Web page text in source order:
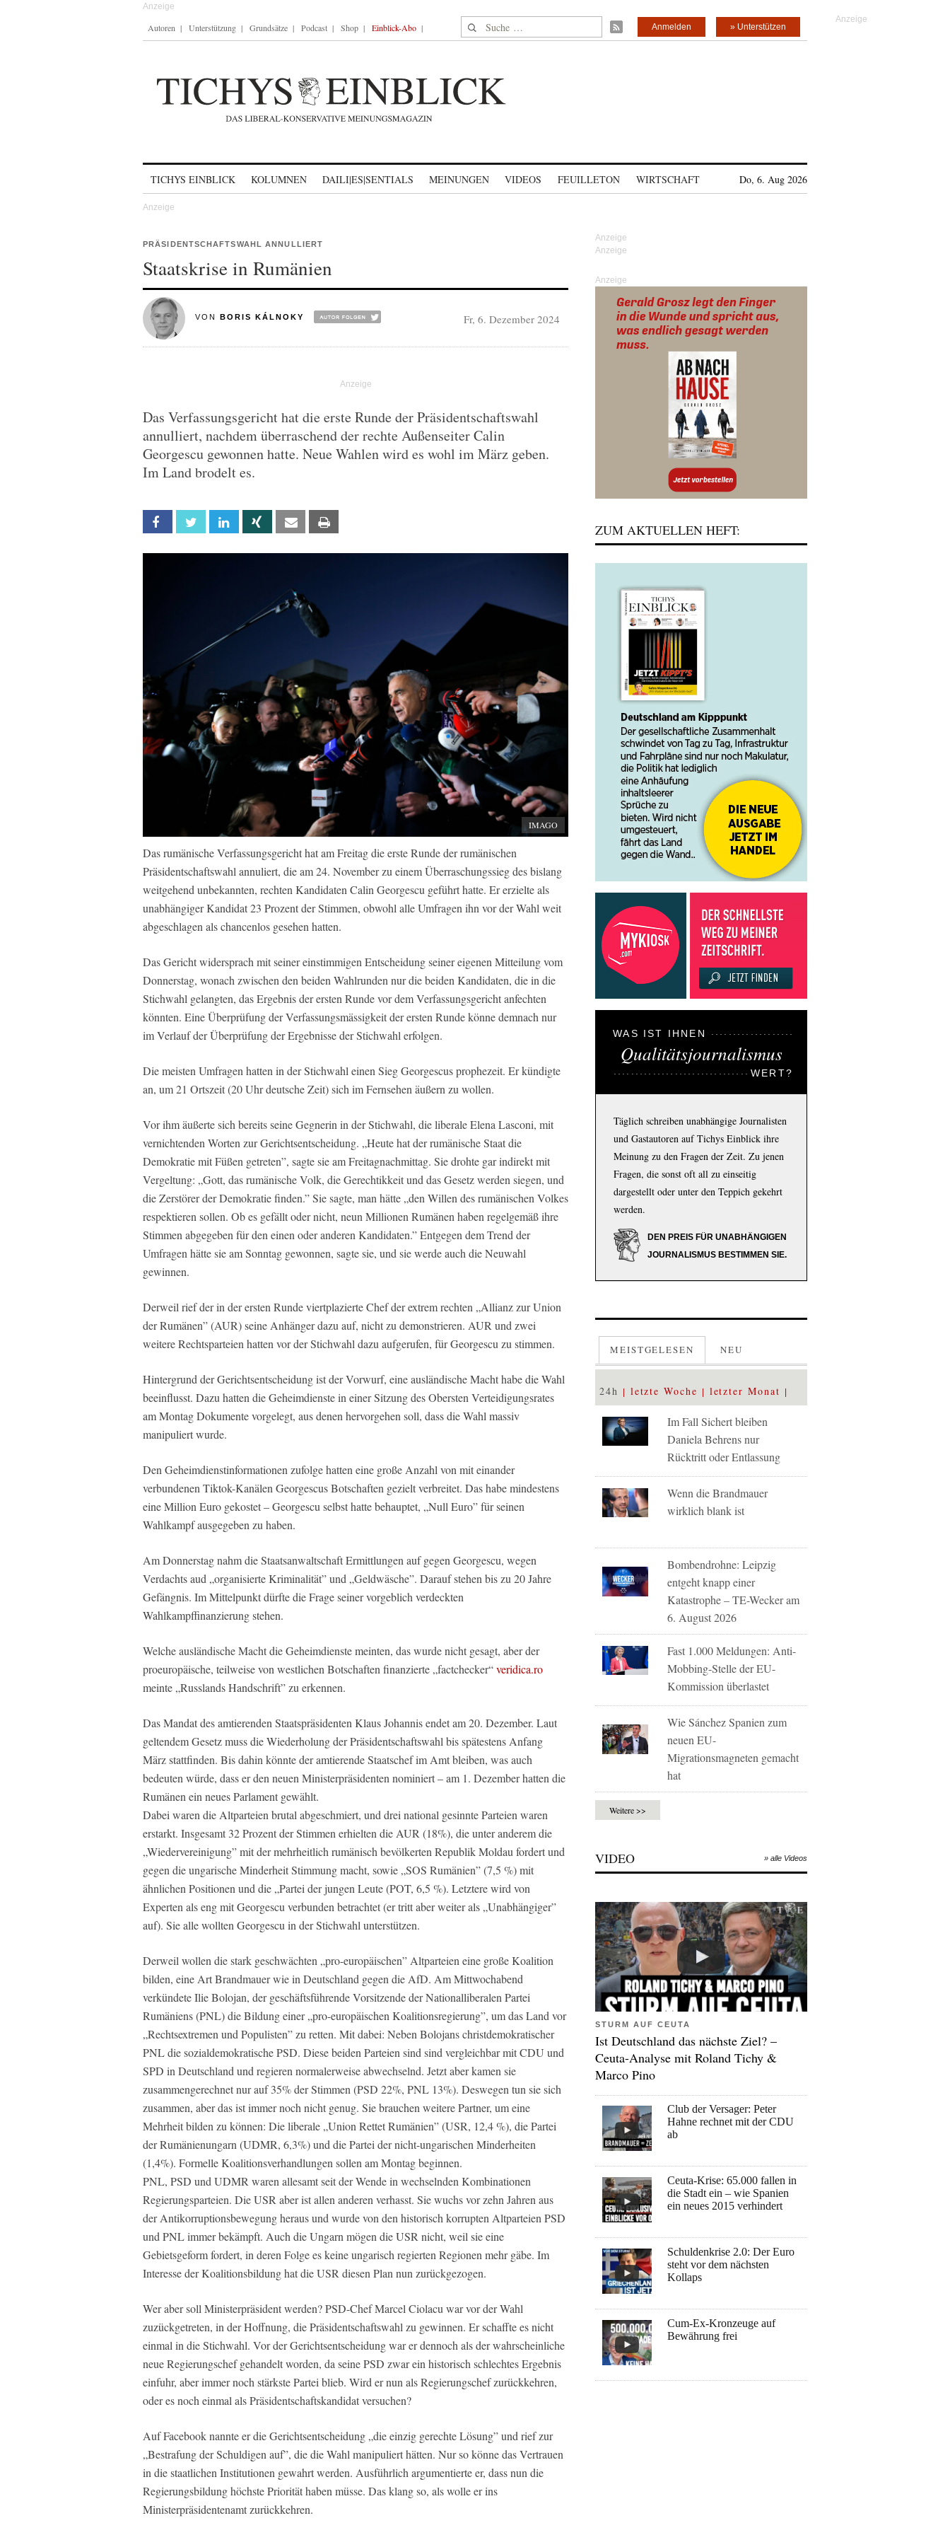
Autoren Unterstützung Grundsätze Podcast Shop Einblick-Abo Suche nach: » Unterstützen
Anmelden
TICHYS EINBLICK KOLUMNEN DAILI|ES|SENTIALS MEINUNGEN VIDEOS FEUILLETON WIRTSCHAFT Do, 6. Aug 2026
PRÄSIDENTSCHAFTSWAHL ANNULLIERT
Staatskrise in Rumänien
VON BORIS KÁLNOKY Fr, 6. Dezember 2024
Das Verfassungsgericht hat die erste Runde der Präsidentschaftswahl
annulliert, nachdem überraschend der rechte Außenseiter Calin
Georgescu gewonnen hatte. Neue Wahlen wird es wohl im März geben.
Im Land brodelt es.
Facebook Twitter Linkedin Xing Email
IMAGO
Das rumänische Verfassungsgericht hat am Freitag die erste Runde der rumänischen
Präsidentschaftswahl annuliert, die am 24. November zu einem Überraschungssieg des bislang
weitgehend unbekannten, rechten Kandidaten Calin Georgescu geführt hatte. Er erzielte als
unabhängiger Kandidat 23 Prozent der Stimmen, obwohl alle Umfragen ihn vor der Wahl weit
abgeschlagen als chancenlos gesehen hatten.
Das Gericht widersprach mit seiner einstimmigen Entscheidung seiner eigenen Mitteilung vom
Donnerstag, wonach zwischen den beiden Wahlrunden nur die beiden Kandidaten, die in die
Stichwahl gelangten, das Ergebnis der ersten Runde vor dem Verfassungsgericht anfechten
könnten. Eine Überprüfung der Verfassungsmässigkeit der ersten Runde könne demnach nur
im Verlauf der Überprüfung der Ergebnisse der Stichwahl erfolgen.
Die meisten Umfragen hatten in der Stichwahl einen Sieg Georgescus prophezeit. Er kündigte
an, um 21 Ortszeit (20 Uhr deutsche Zeit) sich im Fernsehen äußern zu wollen.
Vor ihm äußerte sich bereits seine Gegnerin in der Stichwahl, die liberale Elena Lasconi, mit
vernichtenden Worten zur Gerichtsentscheidung. „Heute hat der rumänische Staat die
Demokratie mit Füßen getreten”, sagte sie am Freitagnachmittag. Sie drohte gar indirekt mit
Vergeltung: „Gott, das rumänische Volk, die Gerechtikkeit und das Gesetz werden siegen, und
die Zerstörer der Demokratie finden.” Sie sagte, man hätte „den Willen des rumänischen Volkes
respektieren sollen. Ob es gefällt oder nicht, neun Millionen Rumänen haben regelgemäß ihre
Stimmen abgegeben für den einen oder anderen Kandidaten.” Entgegen dem Trend der
Umfragen hätte sie am Sonntag gewonnen, sagte sie, und sie werde auch die Neuwahl
gewinnen.
Derweil rief der in der ersten Runde viertplazierte Chef der extrem rechten „Allianz zur Union
der Rumänen” (AUR) seine Anhänger dazu auf, nicht zu demonstrieren. AUR und zwei
weitere Rechtsparteien hatten vor der Stichwahl dazu aufgerufen, für Georgescu zu stimmen.
Hintergrund der Gerichtsentscheidung ist der Vorwurf, eine ausländische Macht habe die Wahl
beeinflusst. Dazu hatten die Geheimdienste in einer Sitzung des Obersten Verteidigungsrates
am Montag Dokumente vorgelegt, aus denen hervorgehen soll, dass die Wahl massiv
manipuliert wurde.
Den Geheimdienstinformationen zufolge hatten eine große Anzahl von mit einander
verbundenen Tiktok-Kanälen Georgescus Botschaften gezielt verbreitet. Das habe mindestens
eine Million Euro gekostet – Georgescu selbst hatte behauptet, „Null Euro” für seinen
Wahlkampf ausgegeben zu haben.
Am Donnerstag nahm die Staatsanwaltschaft Ermittlungen auf gegen Georgescu, wegen
Verdachts aud „organisierte Kriminalität” und „Geldwäsche”. Darauf stehen bis zu 20 Jahre
Gefängnis. Im Mittelpunkt dürfte die Frage seiner vorgeblich verdeckten
Wahlkampffinanzierung stehen.
Welche ausländische Macht die Geheimdienste meinten, das wurde nicht gesagt, aber der
proeuropäische, teilweise von westlichen Botschaften finanzierte „factchecker“veridica.ro
meinte „Russlands Handschrift” zu erkennen.
Das Mandat des amtierenden Staatspräsidenten Klaus Johannis endet am 20. Dezember. Laut
geltendem Gesetz muss die Wiederholung der Präsidentschaftswahl bis spätestens Anfang
März stattfinden. Bis dahin könnte der amtierende Staatschef im Amt bleiben, was auch
bedeuten würde, dass er den neuen Ministerpräsidenten nominiert – am 1. Dezember hatten die
Rumänen ein neues Parlament gewählt.
Dabei waren die Altparteien brutal abgeschmiert, und drei national gesinnte Parteien waren
erstarkt. Insgesamt 32 Prozent der Stimmen erhielten die AUR (18%), die unter anderem die
„Wiedervereinigung” mit der mehrheitlich rumänisch bevölkerten Republik Moldau fordert und
gegen die ungarische Minderheit Stimmung macht, sowie „SOS Rumänien” (7,5 %) mit
ähnlichen Positionen und die „Partei der jungen Leute (POT, 6,5 %). Letztere wird von
Experten als eng mit Georgescu verbunden betrachtet (er tritt aber weiter als „Unabhängiger”
auf). Sie alle wollten Georgescu in der Stichwahl unterstützen.
Derweil wollen die stark geschwächten „pro-europäischen” Altparteien eine große Koalition
bilden, eine Art Brandmauer wie in Deutschland gegen die AfD. Am Mittwochabend
verkündete Ilie Bolojan, der geschäftsführende Vorsitzende der Nationalliberalen Partei
Rumäniens (PNL) die Bildung einer „pro-europäischen Koalitionsregierung”, um das Land vor
„Rechtsextremen und Populisten” zu retten. Mit dabei: Neben Bolojans christdemokratischer
PNL die sozialdemokratische PSD. Diese beiden Parteien sind sind vergleichbar mit CDU und
SPD in Deutschland und regieren normalerweise abwechselnd. Jetzt aber kamen sie
zusammengerechnet nur auf 35% der Stimmen (PSD 22%, PNL 13%). Deswegen tun sie sich
zusammen, aber das ist immer noch nicht genug. Sie brauchen weitere Partner, um eine
Mehrheit bilden zu können: Die liberale „Union Rettet Rumänien” (USR, 12,4 %), die Partei
der Rumänienungarn (UDMR, 6,3%) und die Partei der nicht-ungarischen Minderheiten
(1,4%). Formelle Koalitionsverhandlungen sollen am Montag beginnen.
PNL, PSD und UDMR waren allesamt seit der Wende in wechselnden Kombinationen
Regierungsparteien. Die USR aber ist allen anderen verhasst. Sie wuchs vor zehn Jahren aus
der Antikorruptionsbewegung heraus und wurde von den historisch korrupten Altparteien PSD
und PNL immer bekämpft. Auch die Ungarn mögen die USR nicht, weil sie eine
Gebietsgeform fordert, in deren Folge es keine ungarisch regierten Regionen mehr gäbe. Im
Interesse der Koalitionsbildung hat die USR diesen Plan nun zurückgezogen.
Wer aber soll Ministerpräsident werden? PSD-Chef Marcel Ciolacu war vor der Wahl
zuzückgetreten, in der Hoffnung, die Präsidentschaftswahl zu gewinnen. Er schaffte es nicht
einmal in die Stichwahl. Vor der Gerichtsentscheidung war er dennoch als der wahrscheinliche
neue Regierungschef gehandelt worden, da seine PSD zwar ein historisch schlechtes Ergebnis
einfuhr, aber immer noch stärkste Partei blieb. Wird er nun als Regierungschef zurückkehren,
oder es noch einmal als Präsidentschaftskandidat versuchen?
Auf Facebook nannte er die Gerichtsentscheidung „die einzig gerechte Lösung” und rief zur
„Bestrafung der Schuldigen auf”, die die Wahl manipuliert hätten. Nur so könne das Vertrauen
in die staatlichen Institutionen gewahrt werden. Ausführlich argumentierte er, dass nun die
Regierungsbildung höchste Priorität haben müsse. Das klang so, als wolle er ins
Ministerpräsidentenamt zurückkehren.
Anzeige
ZUM AKTUELLEN HEFT:
WAS IST IHNEN
Qualitätsjournalismus
WERT?
Täglich schreiben unabhängige Journalisten
und Gastautoren auf Tichys Einblick ihre
Meinung zu den Fragen der Zeit. Zu jenen
Fragen, die sonst oft all zu einseitig
dargestellt oder unter den Teppich gekehrt
werden.
DEN PREIS FÜR UNABHÄNGIGEN
JOURNALISMUS BESTIMMEN SIE.
MEISTGELESEN NEU
24h letzte Woche letzter Monat
Im Fall Sichert bleiben
Daniela Behrens nur
Rücktritt oder Entlassung
Wenn die Brandmauer
wirklich blank ist
Bombendrohne: Leipzig
entgeht knapp einer
Katastrophe – TE-Wecker am
6. August 2026
Fast 1.000 Meldungen: Anti-
Mobbing-Stelle der EU-
Kommission überlastet
Wie Sánchez Spanien zum
neuen EU-
Migrationsmagneten gemacht
hat
Weitere >>
VIDEO » alle Videos
STURM AUF CEUTA
Ist Deutschland das nächste Ziel? –
Ceuta-Analyse mit Roland Tichy &
Marco Pino
Club der Versager: Peter
Hahne rechnet mit der CDU
ab
Ceuta-Krise: 65.000 fallen in
die Stadt ein – wie Spanien
ein neues 2015 verhindert
Schuldenkrise 2.0: Der Euro
steht vor dem nächsten
Kollaps
Cum-Ex-Kronzeuge auf
Bewährung frei